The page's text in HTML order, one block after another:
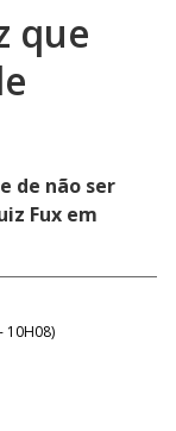
que
de não ser
Fux em
10H08)